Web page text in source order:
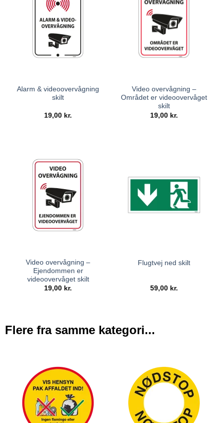
Alarm & videoovervågning
skilt
19,00 kr.
Video overvågning –
Området er videoovervåget
skilt
19,00 kr.
Video overvågning –
Ejendommen er
videoovervåget skilt
19,00 kr.
Flugtvej ned skilt
59,00 kr.
Flere fra samme kategori...